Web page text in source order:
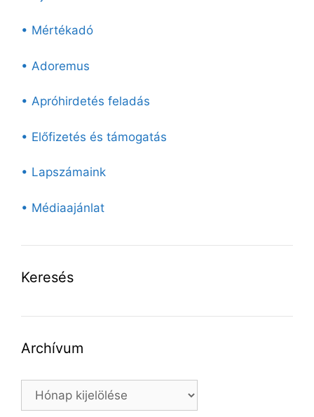
• Mértékadó
• Adoremus
• Apróhirdetés feladás
• Előfizetés és támogatás
• Lapszámaink
• Médiaajánlat
Keresés
Archívum
Archívum